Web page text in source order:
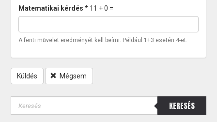
Matematikai kérdés* 11 + 0 =
A fenti művelet eredményét kell beírni. Például 1+3 esetén 4-et.
Küldés Mégsem
KERESÉS